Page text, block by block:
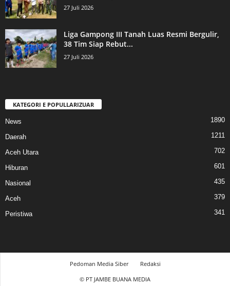
27 Juli 2026
Liga Gampong III Tanah Luas Resmi Bergulir,
38 Tim Siap Rebut...
27 Juli 2026
KATEGORI E POPULLARIZUAR
News 1890
Daerah 1211
Aceh Utara 702
Hiburan 601
Nasional 435
Aceh 379
Peristiwa 341
Pedoman Media Siber
Redaksi
© PT JAMBE BUANA MEDIA